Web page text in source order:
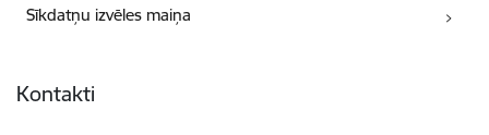
Sīkdatņu izvēles maiņa
Kontakti